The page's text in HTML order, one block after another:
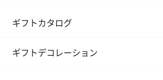
花束ハンドタオル（ピ
ギフトカタログ
ギフトデコレーション